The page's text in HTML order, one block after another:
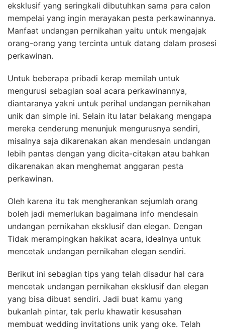
eksklusif yang seringkali dibutuhkan sama para calon
mempelai yang ingin merayakan pesta perkawinannya.
Manfaat undangan pernikahan yaitu untuk mengajak
orang-orang yang tercinta untuk datang dalam prosesi
perkawinan.
Untuk beberapa pribadi kerap memilah untuk
mengurusi sebagian soal acara perkawinannya,
diantaranya yakni untuk perihal undangan pernikahan
unik dan simple ini. Selain itu latar belakang mengapa
mereka cenderung menunjuk mengurusnya sendiri,
misalnya saja dikarenakan akan mendesain undangan
lebih pantas dengan yang dicita-citakan atau bahkan
dikarenakan akan menghemat anggaran pesta
perkawinan.
Oleh karena itu tak mengherankan sejumlah orang
boleh jadi memerlukan bagaimana info mendesain
undangan pernikahan eksklusif dan elegan. Dengan
Tidak merampingkan hakikat acara, idealnya untuk
mencetak undangan pernikahan elegan sendiri.
Berikut ini sebagian tips yang telah disadur hal cara
mencetak undangan pernikahan eksklusif dan elegan
yang bisa dibuat sendiri. Jadi buat kamu yang
bukanlah pintar, tak perlu khawatir kesusahan
membuat wedding invitations unik yang oke. Telah